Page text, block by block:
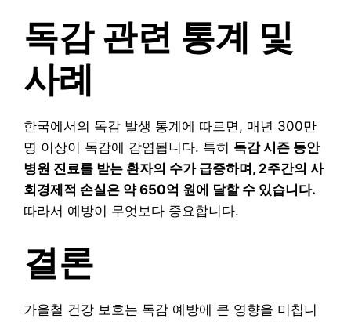
독감 관련 통계 및
사례
한국에서의 독감 발생 통계에 따르면, 매년 300만
명 이상이 독감에 감염됩니다. 특히 독감 시즌 동안
병원 진료를 받는 환자의 수가 급증하며, 2주간의 사
회경제적 손실은 약 650억 원에 달할 수 있습니다.
따라서 예방이 무엇보다 중요합니다.
결론
가을철 건강 보호는 독감 예방에 큰 영향을 미칩니